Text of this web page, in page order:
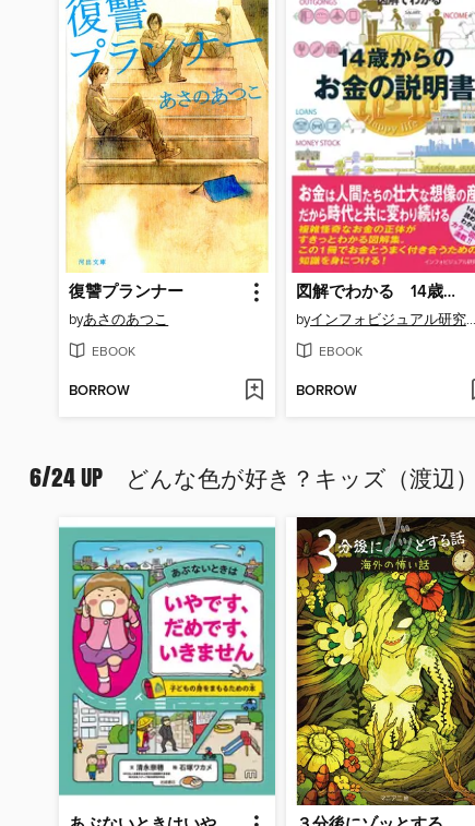
復讐プランナー
byあさのあつこ
EBOOK
BORROW
図解でわかる 14歳からのお金の説明書
by インフォビジュアル研究所
EBOOK
BORROW
6/24 UP どんな色が好き？キッズ（渡辺）